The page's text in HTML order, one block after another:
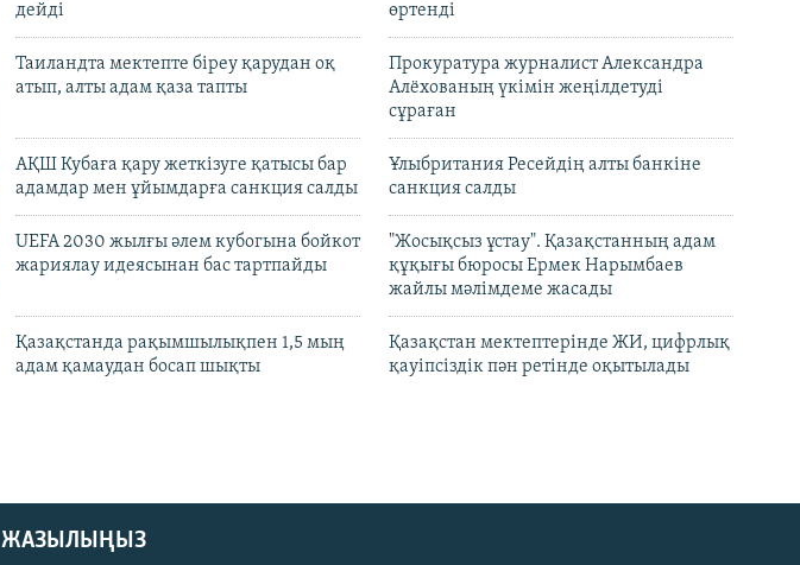
дейді
өртенді
Таиландта мектепте біреу қарудан оқ
атып, алты адам қаза тапты
Прокуратура журналист Александра
Алёхованың үкімін жеңілдетуді
сұраған
АҚШ Кубаға қару жеткізуге қатысы бар
адамдар мен ұйымдарға санкция салды
Ұлыбритания Ресейдің алты банкіне
санкция салды
UEFA 2030 жылғы әлем кубогына бойкот
жариялау идеясынан бас тартпайды
"Жосықсыз ұстау". Қазақстанның адам
құқығы бюросы Ермек Нарымбаев
жайлы мәлімдеме жасады
Қазақстанда рақымшылықпен 1,5 мың
адам қамаудан босап шықты
Қазақстан мектептерінде ЖИ, цифрлық
қауіпсіздік пән ретінде оқытылады
ЖАЗЫЛЫҢЫЗ